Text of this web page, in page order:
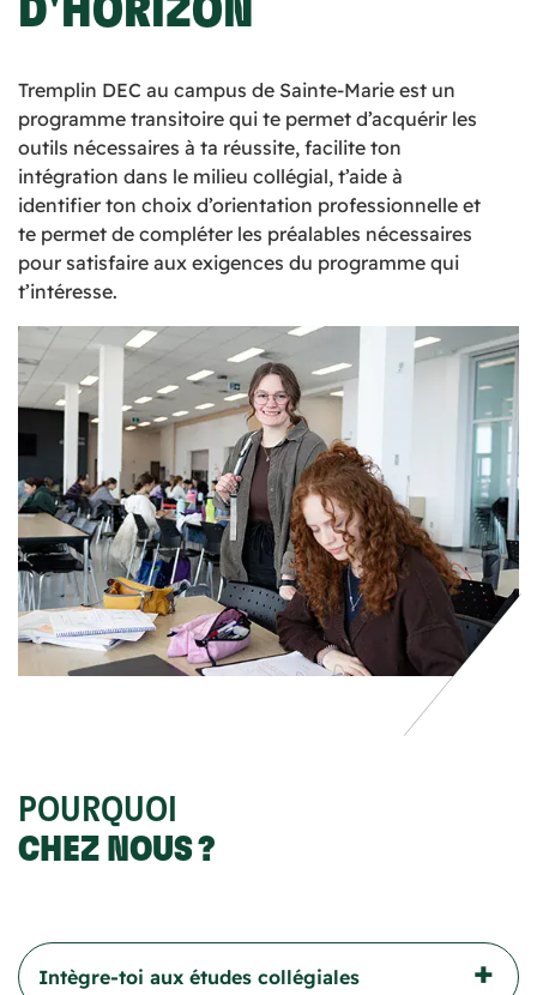
D'HORIZON
Tremplin DEC au campus de Sainte-Marie est un
programme transitoire qui te permet d’acquérir les
outils nécessaires à ta réussite, facilite ton
intégration dans le milieu collégial, t’aide à
identifier ton choix d’orientation professionnelle et
te permet de compléter les préalables nécessaires
pour satisfaire aux exigences du programme qui
t’intéresse.
POURQUOI
CHEZ NOUS ?
Intègre-toi aux études collégiales